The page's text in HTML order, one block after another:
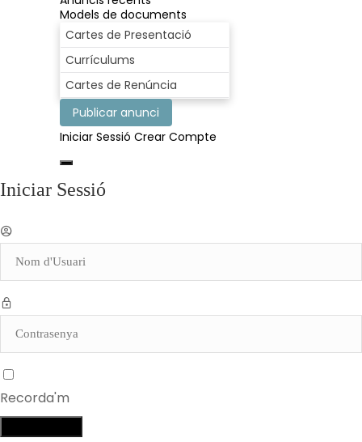
Models de documents
Cartes de Presentació
Currículums
Cartes de Renúncia
Publicar anunci
Iniciar Sessió Crear Compte
Iniciar Sessió
Recorda'm